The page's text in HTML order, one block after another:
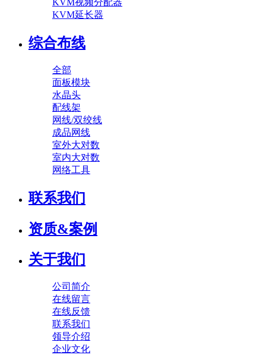
KVM延长器
综合布线
全部
面板模块
水晶头
配线架
网线/双绞线
成品网线
室外大对数
室内大对数
网络工具
联系我们
资质&案例
关于我们
公司简介
在线留言
在线反馈
联系我们
领导介绍
企业文化